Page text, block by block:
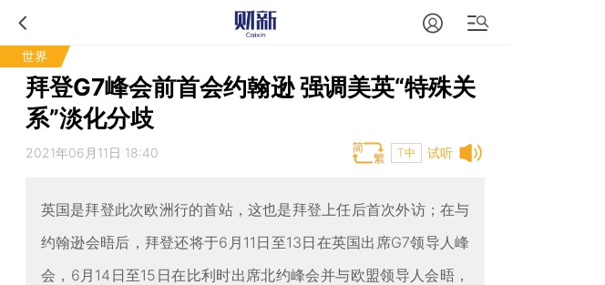
世界
拜登G7峰会前首会约翰逊 强调美英“特殊关
系”淡化分歧
试听
2021年06月11日 18:40 T中
英国是拜登此次欧洲行的首站，这也是拜登上任后首次外访；在与
约翰逊会晤后，拜登还将于6月11日至13日在英国出席G7领导人峰
会，6月14日至15日在比利时出席北约峰会并与欧盟领导人会晤，